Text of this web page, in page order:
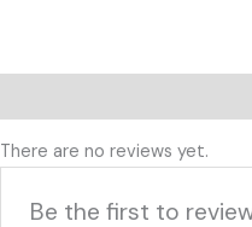
There are no reviews yet.
Be the first to review